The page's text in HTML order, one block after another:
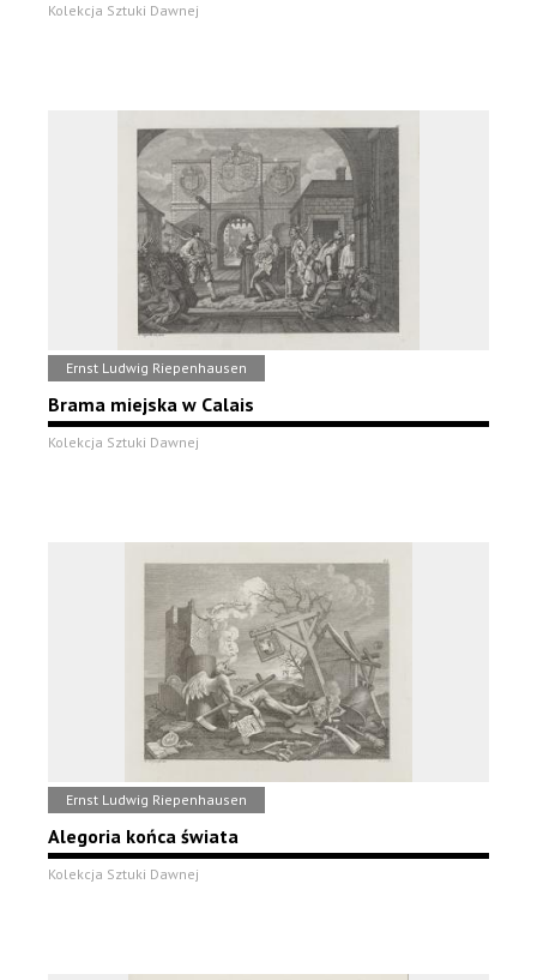
Kolekcja Sztuki Dawnej
Ernst Ludwig Riepenhausen
Brama miejska w Calais
Kolekcja Sztuki Dawnej
Ernst Ludwig Riepenhausen
Alegoria końca świata
Kolekcja Sztuki Dawnej